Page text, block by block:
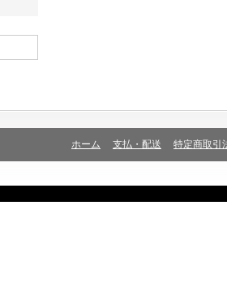
ホーム 支払・配送 特定商取引